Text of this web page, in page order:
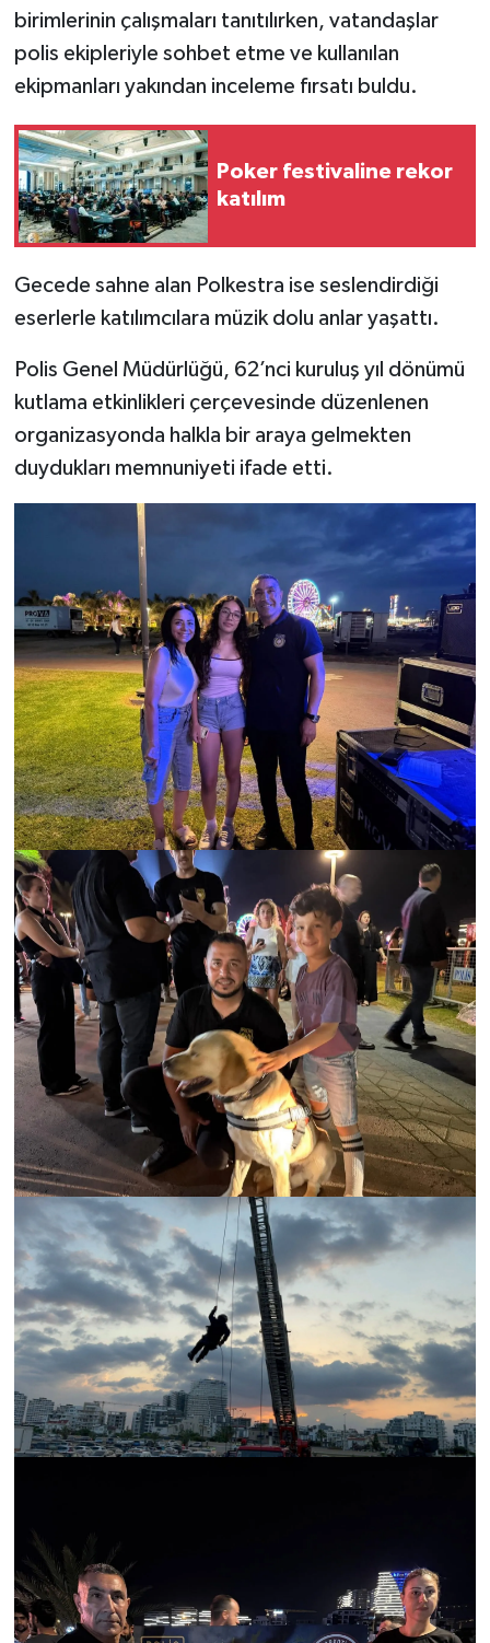
birimlerinin çalışmaları tanıtılırken, vatandaşlar
polis ekipleriyle sohbet etme ve kullanılan
ekipmanları yakından inceleme fırsatı buldu.
Poker festivaline rekor
katılım
Gecede sahne alan Polkestra ise seslendirdiği
eserlerle katılımcılara müzik dolu anlar yaşattı.
Polis Genel Müdürlüğü, 62’nci kuruluş yıl dönümü
kutlama etkinlikleri çerçevesinde düzenlenen
organizasyonda halkla bir araya gelmekten
duydukları memnuniyeti ifade etti.